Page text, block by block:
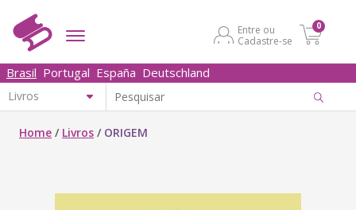
Entre ou
Cadastre-se
0
Brasil Portugal España Deutschland
Home / Livros / ORIGEM